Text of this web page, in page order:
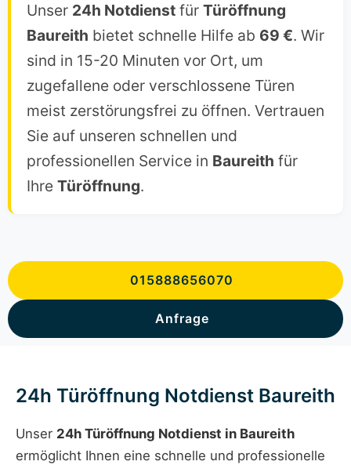
Unser 24h Notdienst für Türöffnung
Baureith bietet schnelle Hilfe ab 69 €. Wir
sind in 15-20 Minuten vor Ort, um
zugefallene oder verschlossene Türen
meist zerstörungsfrei zu öffnen. Vertrauen
Sie auf unseren schnellen und
professionellen Service in Baureith für
Ihre Türöffnung.
015888656070
Anfrage
24h Türöffnung Notdienst Baureith
Unser 24h Türöffnung Notdienst in Baureith
ermöglicht Ihnen eine schnelle und professionelle